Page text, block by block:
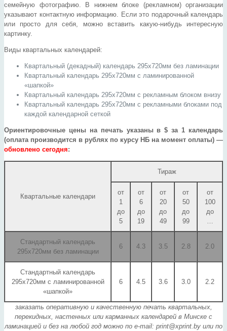
семейную фотографию. В нижнем блоке (рекламном) организации
указывают контактную информацию. Если это подарочный календарь
или просто для себя, можно вставить какую-нибудь интересную
картинку.
Виды квартальных календарей:
Квартальный (декадный) календарь 295х720мм без ламинации
Квартальный календарь 295х720мм с ламинированной
«шапкой»
Квартальный календарь 295х720мм с рекламным блоком внизу
Квартальный календарь 295х720мм с рекламными блоками под
каждой календарной сеткой
Ориентировочные цены на печать указаны в $ за 1 календарь
(оплата производится в рублях по курсу НБ на момент оплаты) —
обновлено сегодня:
Квартальные календари
Тираж
от
1
до
5
от
6
до
19
от
20
до
49
от
50
до
99
от
100
до
Стандартный календарь
295х720мм без ламинации
6 4.3 3.5 2.8 2.0
Стандартный календарь
295х720мм с ламинированной
«шапкой»
6 4.5 3.6 3.0 2.2
заказать оперативную и качественную печать квартальных,
перекидных, настенных или карманных календарей в Минске с
ламинацией и без на любой год можно по e-mail: print@xprint.by или по